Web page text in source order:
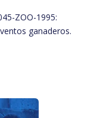
ZOO-1995:
ganaderos.